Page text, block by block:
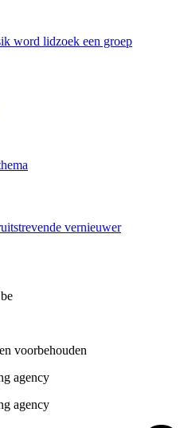
ik word lidzoek een groep
vernieuwer
voorbehouden
agency
agency